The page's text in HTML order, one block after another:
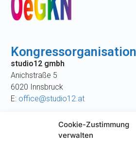
Cookie-Zustimmung
verwalten
Kongressorganisation
studio12 gmbh
Anichstraße 5
6020 Innsbruck
E: office@studio12.at
Tagungsort